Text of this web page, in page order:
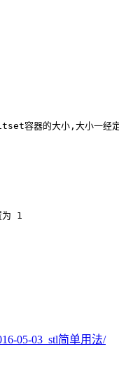
容器的大小,大小一经定
为 1
05-03_stl简单用法/